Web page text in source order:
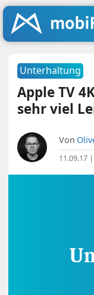
Unterhaltung
Apple TV
sehr viel
Von
11.09.17